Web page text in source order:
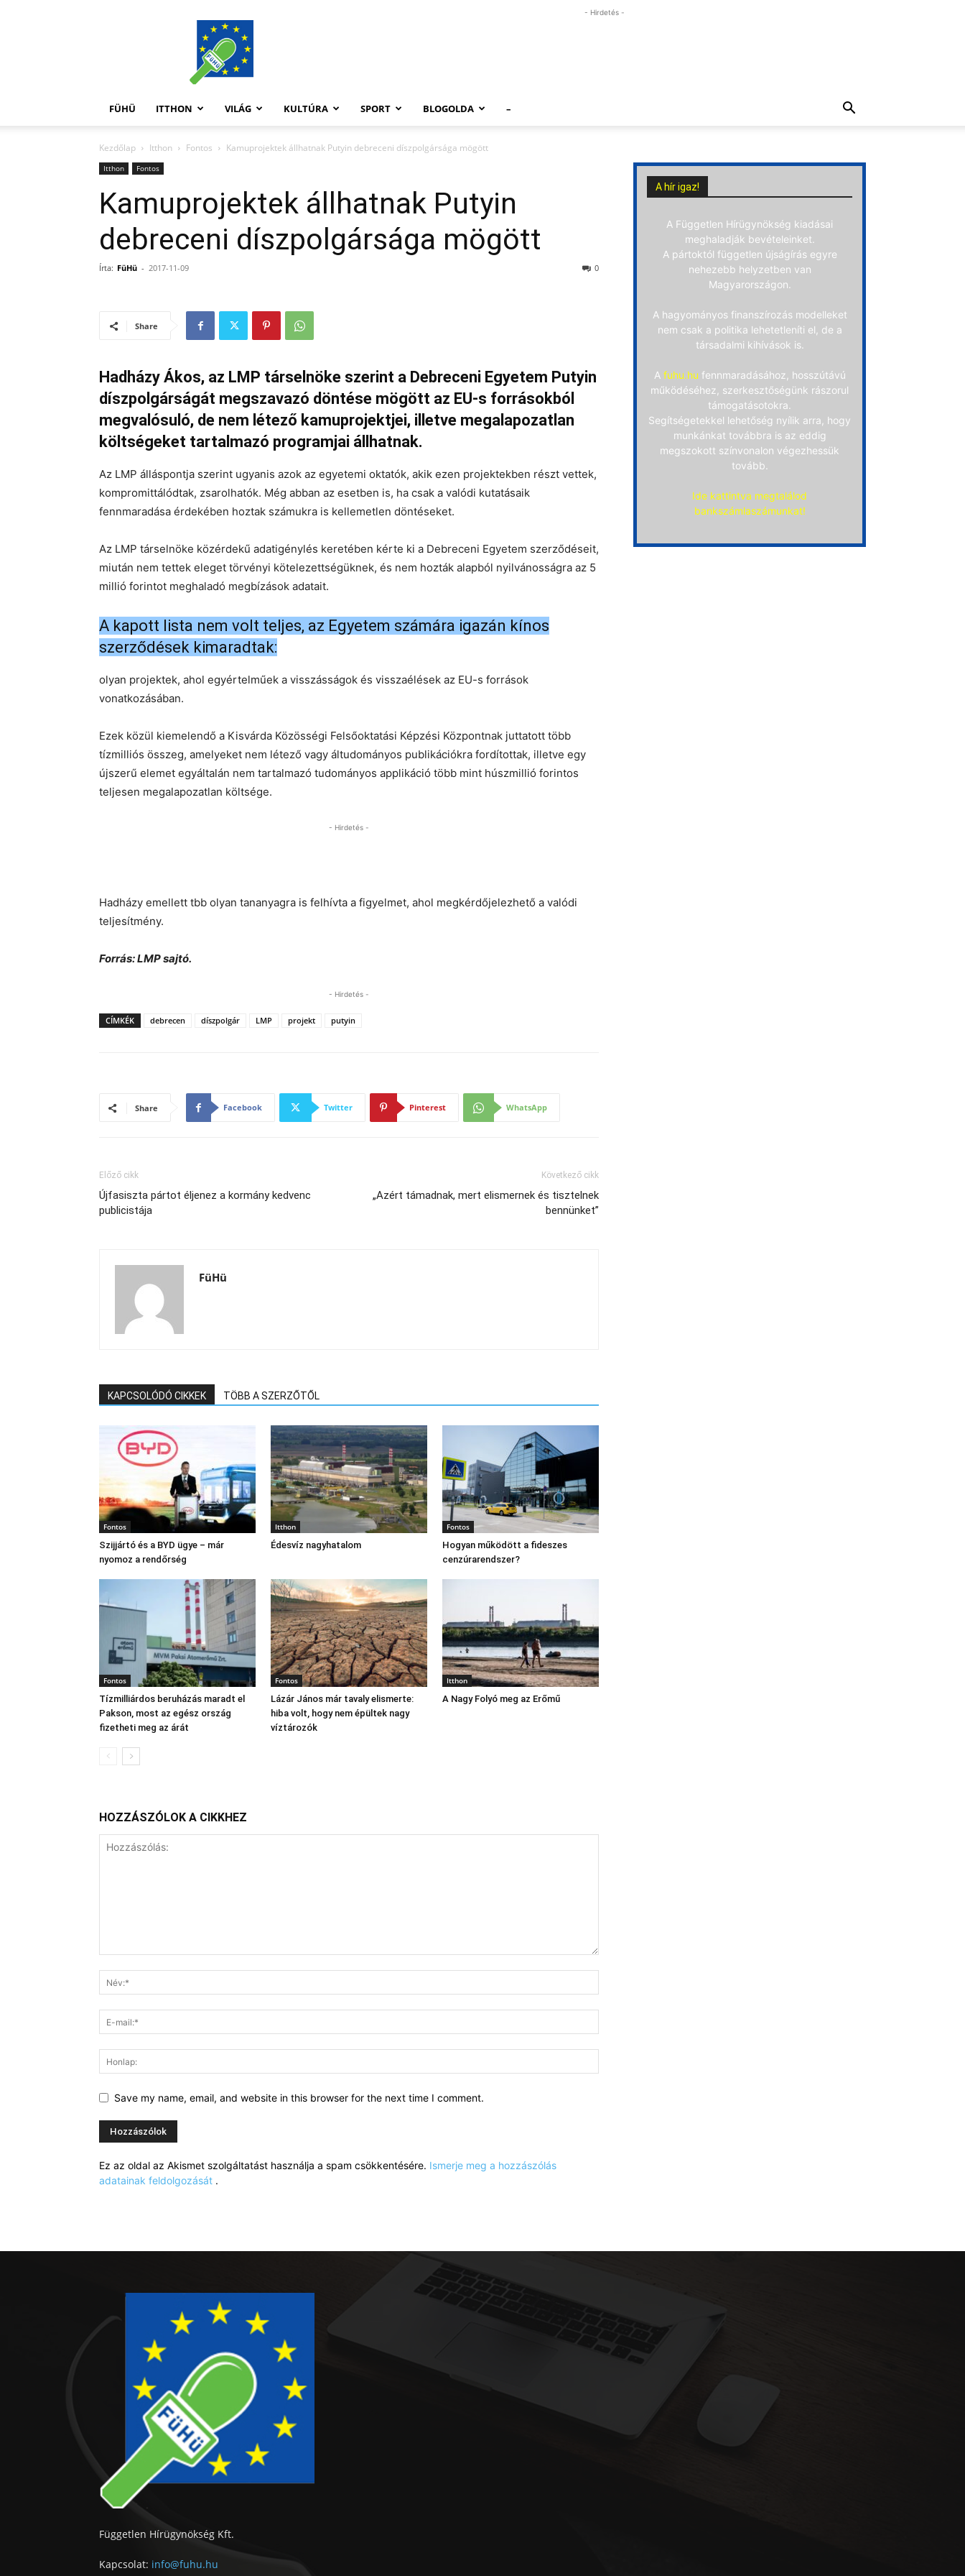
FüHü
- Hirdetés -
FÜHÜ ITTHON VILÁG KULTÚRA SPORT BLOGOLDA –
Kezdőlap Itthon Fontos Kamuprojektek állhatnak Putyin debreceni díszpolgársága mögött
Itthon Fontos
Kamuprojektek állhatnak Putyin
debreceni díszpolgársága mögött
Írta: FüHü - 2017-11-09 0
Share
Hadházy Ákos, az LMP társelnöke szerint a Debreceni Egyetem Putyin
díszpolgárságát megszavazó döntése mögött az EU-s forrásokból
megvalósuló, de nem létező kamuprojektjei, illetve megalapozatlan
költségeket tartalmazó programjai állhatnak.
Az LMP álláspontja szerint ugyanis azok az egyetemi oktatók, akik ezen projektekben részt vettek,
kompromittálódtak, zsarolhatók. Még abban az esetben is, ha csak a valódi kutatásaik
fennmaradása érdekében hoztak számukra is kellemetlen döntéseket.
Az LMP társelnöke közérdekű adatigénylés keretében kérte ki a Debreceni Egyetem szerződéseit,
miután nem tettek eleget törvényi kötelezettségüknek, és nem hozták alapból nyilvánosságra az 5
millió forintot meghaladó megbízások adatait.
A kapott lista nem volt teljes, az Egyetem számára igazán kínos
szerződések kimaradtak:
olyan projektek, ahol egyértelműek a visszásságok és visszaélések az EU-s források
vonatkozásában.
Ezek közül kiemelendő a Kisvárda Közösségi Felsőoktatási Képzési Központnak juttatott több
tízmilliós összeg, amelyeket nem létező vagy áltudományos publikációkra fordítottak, illetve egy
újszerű elemet egyáltalán nem tartalmazó tudományos applikáció több mint húszmillió forintos
teljesen megalapozatlan költsége.
- Hirdetés -
Hadházy emellett tbb olyan tananyagra is felhívta a figyelmet, ahol megkérdőjelezhető a valódi
teljesítmény.
Forrás: LMP sajtó.
- Hirdetés -
CÍMKÉK debrecen díszpolgár LMP projekt putyin
Share Facebook Twitter Pinterest WhatsApp
Előző cikk
Újfasiszta pártot éljenez a kormány kedvenc
publicistája
Következő cikk
„Azért támadnak, mert elismernek és tisztelnek
bennünket”
FüHü
KAPCSOLÓDÓ CIKKEK TÖBB A SZERZŐTŐL
Fontos
Szijjártó és a BYD ügye – már
nyomoz a rendőrség
Itthon
Édesvíz nagyhatalom
Fontos
Hogyan működött a fideszes
cenzúrarendszer?
Fontos
Tízmilliárdos beruházás maradt el
Pakson, most az egész ország
fizetheti meg az árát
Fontos
Lázár János már tavaly elismerte:
hiba volt, hogy nem épültek nagy
víztározók
Itthon
A Nagy Folyó meg az Erőmű
HOZZÁSZÓLOK A CIKKHEZ
Save my name, email, and website in this browser for the next time I comment.
Ez az oldal az Akismet szolgáltatást használja a spam csökkentésére. Ismerje meg a hozzászólás
adatainak feldolgozását .
A hír igaz!
A Független Hírügynökség kiadásai
meghaladják bevételeinket.
A pártoktól független újságírás egyre
nehezebb helyzetben van
Magyarországon.
A hagyományos finanszírozás modelleket
nem csak a politika lehetetleníti el, de a
társadalmi kihívások is.
A fuhu.hu fennmaradásához, hosszútávú
működéséhez, szerkesztőségünk rászorul
támogatásotokra.
Segítségetekkel lehetőség nyílik arra, hogy
munkánkat továbbra is az eddig
megszokott színvonalon végezhessük
tovább.
Ide kattintva megtalálod
bankszámlaszámunkat!
Független Hírügynökség Kft.
Kapcsolat: info@fuhu.hu